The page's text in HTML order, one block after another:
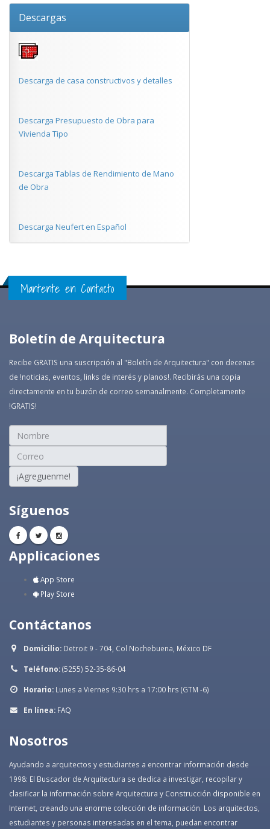
Descargas
Descarga de casa constructivos y detalles
Descarga Presupuesto de Obra para
Vivienda Tipo
Descarga Tablas de Rendimiento de Mano
de Obra
Descarga Neufert en Español
Mantente en Contacto
Boletín de Arquitectura
Recibe GRATIS una suscripción al "Boletín de Arquitectura" con decenas
de !noticias, eventos, links de interés y planos!. Recibirás una copia
directamente en tu buzón de correo semanalmente. Completamente
!GRATIS!
¡Agreguenme!
Síguenos
Applicaciones
App Store
Play Store
Contáctanos
Domicilio: Detroit 9 - 704, Col Nochebuena, México DF
Teléfono:(5255) 52-35-86-04
Horario: Lunes a Viernes 9:30 hrs a 17:00 hrs (GTM -6)
En línea: FAQ
Nosotros
Ayudando a arquitectos y estudiantes a encontrar información desde
1998: El Buscador de Arquitectura se dedica a investigar, recopilar y
clasificar la información sobre Arquitectura y Construcción disponible en
Internet, creando una enorme colección de información. Los arquitectos,
estudiantes y personas interesadas en el tema, puedan encontrar